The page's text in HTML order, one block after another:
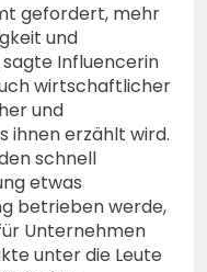
gefordert, mehr
und
Influencerin
wirtschaftlicher
und
ihnen erzählt wird.
schnell
etwas
betrieben werde,
Unternehmen
unter die Leute